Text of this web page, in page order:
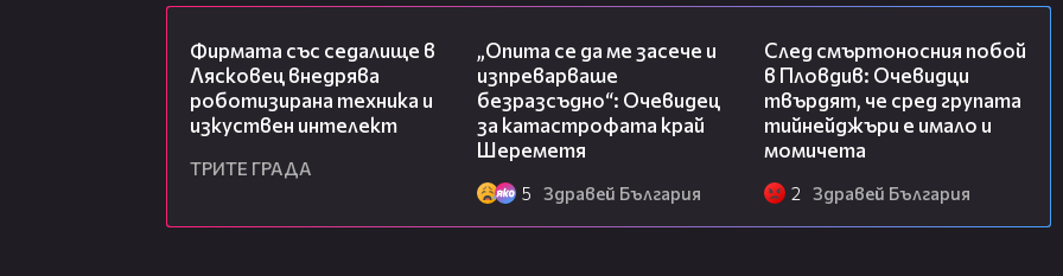
Фирмата със седалище в
Лясковец внедрява
роботизирана техника и
изкуствен интелект
ТРИТЕ ГРАДА
„Опита се да ме засече и
изпреварваше
безразсъдно“: Очевидец
за катастрофата край
Шереметя
5 Здравей България
След смъртоносния побой
в Пловдив: Очевидци
твърдят, че сред групата
тийнейджъри е имало и
момичета
2 Здравей България